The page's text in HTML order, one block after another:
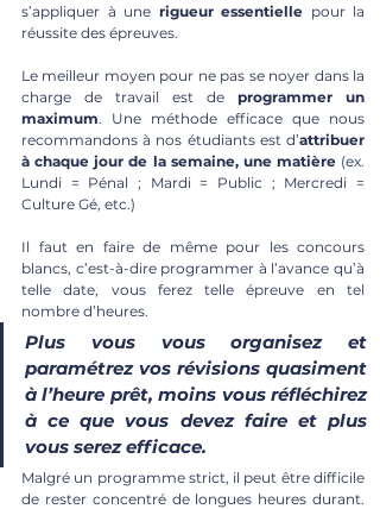
s’appliquer à une rigueur essentielle pour la
réussite des épreuves.
Le meilleur moyen pour ne pas se noyer dans la
charge de travail est de programmer un
maximum. Une méthode efficace que nous
recommandons à nos étudiants est d’attribuer
à chaque jour de la semaine, une matière (ex.
Lundi = Pénal ; Mardi = Public ; Mercredi =
Culture Gé, etc.)
Il faut en faire de même pour les concours
blancs, c’est-à-dire programmer à l’avance qu’à
telle date, vous ferez telle épreuve en tel
nombre d’heures.
Plus vous vous organisez et
paramétrez vos révisions quasiment
à l’heure prêt, moins vous réfléchirez
à ce que vous devez faire et plus
vous serez efficace.
Malgré un programme strict, il peut être difficile
de rester concentré de longues heures durant.